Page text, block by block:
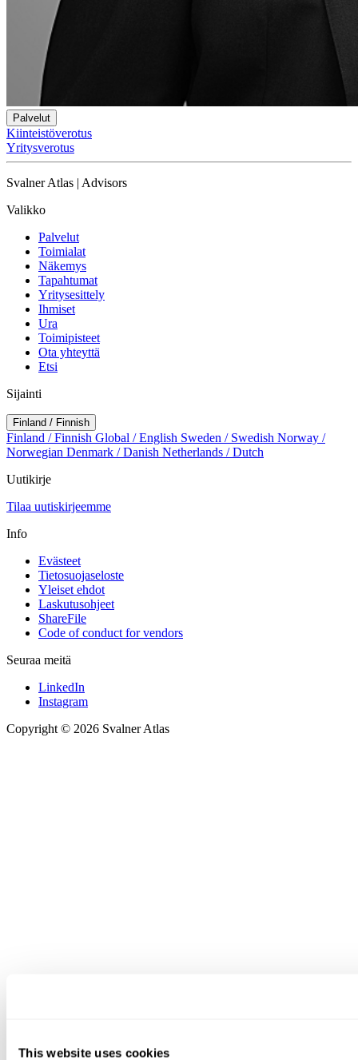
This website uses cookies
Palvelut
Kiinteistöverotus
Yritysverotus
Svalner Atlas | Advisors
Valikko
Palvelut
Toimialat
Näkemys
Tapahtumat
Yritysesittely
Ihmiset
Ura
Toimipisteet
Ota yhteyttä
Etsi
Sijainti
Finland / Finnish
Finland / Finnish Global / English Sweden / Swedish Norway /
Norwegian Denmark / Danish Netherlands / Dutch
Uutikirje
Tilaa uutiskirjeemme
Info
Evästeet
Tietosuojaseloste
Yleiset ehdot
Laskutusohjeet
ShareFile
Code of conduct for vendors
Seuraa meitä
LinkedIn
Instagram
Copyright © 2026 Svalner Atlas